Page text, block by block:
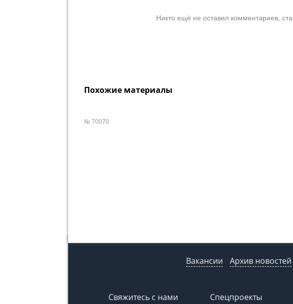
Никто ещё не оставил комментариев,
Похожие материалы
№ 70070
Вакансии Архив новостей
Свяжитесь с нами Спецпроекты